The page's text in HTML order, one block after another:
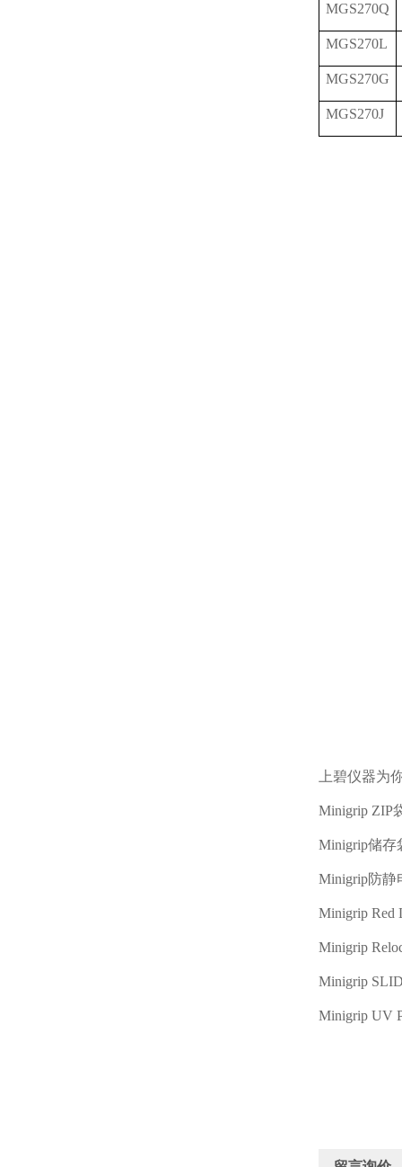
MGS270Q
MGS270L
MGS270G
MGS270J
上碧仪器为
Minigrip ZIP
Minigrip储存
Minigrip防静
Minigrip Red
Minigrip
Minigrip
Minigrip UV